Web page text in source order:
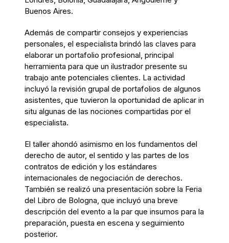
Buenos Aires.
Además de compartir consejos y experiencias
personales, el especialista brindó las claves para
elaborar un portafolio profesional, principal
herramienta para que un ilustrador presente su
trabajo ante potenciales clientes. La actividad
incluyó la revisión grupal de portafolios de algunos
asistentes, que tuvieron la oportunidad de aplicar in
situ algunas de las nociones compartidas por el
especialista.
El taller ahondó asimismo en los fundamentos del
derecho de autor, el sentido y las partes de los
contratos de edición y los estándares
internacionales de negociación de derechos.
También se realizó una presentación sobre la Feria
del Libro de Bologna, que incluyó una breve
descripción del evento a la par que insumos para la
preparación, puesta en escena y seguimiento
posterior.